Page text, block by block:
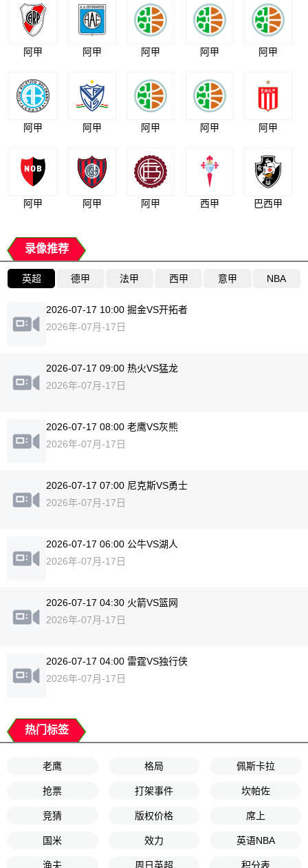
阿甲 阿甲 阿甲 阿甲 阿甲
阿甲 阿甲 阿甲 阿甲 阿甲
阿甲 阿甲 阿甲 西甲 巴西甲
录像推荐
英超 德甲 法甲 西甲 意甲 NBA
2026-07-17 10:00 掘金VS开拓者
2026年-07月-17日
2026-07-17 09:00 热火VS猛龙
2026年-07月-17日
2026-07-17 08:00 老鹰VS灰熊
2026年-07月-17日
2026-07-17 07:00 尼克斯VS勇士
2026年-07月-17日
2026-07-17 06:00 公牛VS湖人
2026年-07月-17日
2026-07-17 04:30 火箭VS篮网
2026年-07月-17日
2026-07-17 04:00 雷霆VS独行侠
2026年-07月-17日
热门标签
老鹰 格局 佩斯卡拉
抢票 打架事件 坎帕佐
竞猜 版权价格 席上
国米 效力 英语NBA
渔夫 周日英超 积分表